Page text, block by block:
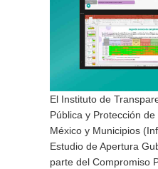
El Instituto de
Pública y Protección
México y Municipios
Estudio de Apertura
parte del Compromiso